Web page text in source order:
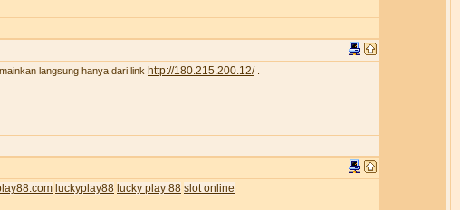
langsung hanya dari link http://180.215.200.12/.
luckyplay88 lucky play 88 slot online